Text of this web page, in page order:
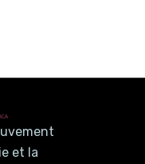
et la